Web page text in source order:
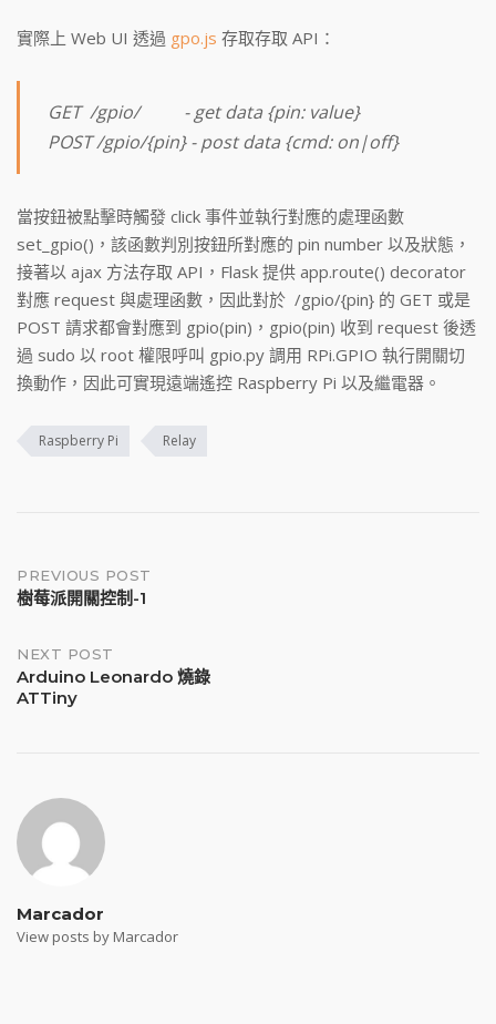
實際上 Web UI 透過 gpo.js 存取存取 API：
GET /gpio/ - get data {pin: value}
POST /gpio/{pin} - post data {cmd: on|off}
當按鈕被點擊時觸發 click 事件並執行對應的處理函數
set_gpio()，該函數判別按鈕所對應的 pin number 以及狀態，
接著以 ajax 方法存取 API，Flask 提供 app.route() decorator
對應 request 與處理函數，因此對於 /gpio/{pin} 的 GET 或是
POST 請求都會對應到 gpio(pin)，gpio(pin) 收到 request 後透
過 sudo 以 root 權限呼叫 gpio.py 調用 RPi.GPIO 執行開關切
換動作，因此可實現遠端遙控 Raspberry Pi 以及繼電器。
Raspberry Pi Relay
Post
PREVIOUS POST
樹莓派開關控制-1
NEXT POST
Arduino Leonardo 燒錄
ATTiny
Marcador
View posts by Marcador